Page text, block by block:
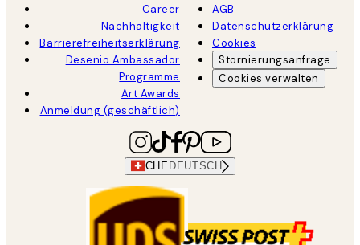
Career
Nachhaltigkeit
Barrierefreiheitserklärung
Desenio Ambassador
Programme
Art Awards
Anmeldung (geschäftlich)
AGB
Datenschutzerklärung
Cookies
Stornierungsanfrage
Cookies verwalten
CHE DEUTSCH